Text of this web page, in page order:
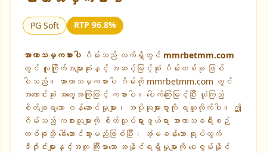
PG Soft RTP 96.8%
အာကာသမှကစားပါ ဂိမ်းသည် လက်ရှိတွင် mmrbetmm.com
တွင် လူကြိုက်အများဆုံးနှင့် အဆင့်မြင့်ဆုံး ဂိမ်းတစ်ခု ဖြစ်
ပါသည်။ အာကာသမှကစားပါ ဂိမ်းကို mmrbetmm.com တွင်
အကောင်းဆုံး အတွေ့အကြုံဖြင့် ကစားပါ။ ပေါက်ကြေးမြင့်ပြီး ယုံကြည်
စိတ်ချရသော ဝန်ဆောင်မှုများ၊ အပိုဆုများစွာကို ရယူလိုက်ပါ။ ဤ
ဂိမ်းသည် ကစားသူများကို စိတ်လှုပ်ရှားဖွယ်ရာ အာကာသခရီးစဉ်
တစ်ခုသို့ ခေါ်ဆောင်သွားမည်ဖြစ်ပြီး၊ အံ့မခန်းသော ရုပ်ထွက်
ဒီဇိုင်းများနှင့်အတူ ကြီးမားသော အနိုင်ရရှိမှုများကို ပေးစွမ်းနိုင်